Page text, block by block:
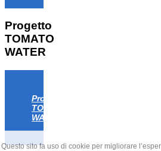
Progetto
TOMATO
WATER
Progetto
TOMATO
WATER
Questo sito fa uso di cookie per migliorare